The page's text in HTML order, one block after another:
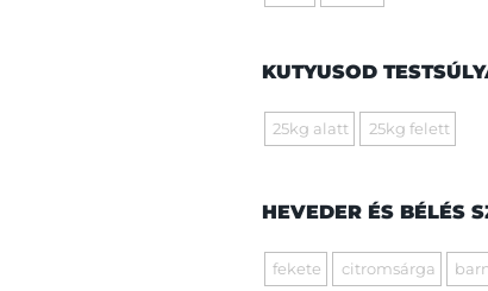
KUTYUSOD
25kg alatt 25kg felett
HEVEDER ÉS BÉLÉS
fekete citromsárga